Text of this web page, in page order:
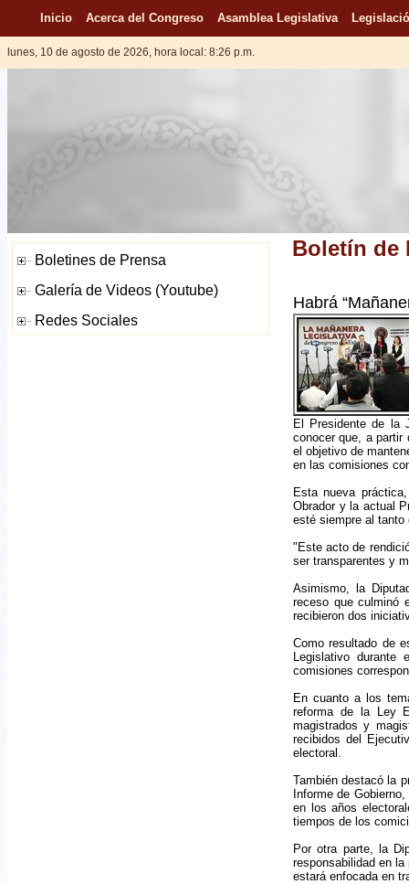
Inicio Acerca del Congreso Asamblea Legislativa
lunes, 10 de agosto de 2026, hora local: 8:26 p.m.
Boletín de
Habrá
El Presidente de la
conocer que, a partir
el objetivo de
en las comisiones
Esta nueva
Obrador y la actual
esté siempre al tanto
"Este acto de
ser transparentes y
Asimismo, la
receso que culminó
recibieron dos
Como resultado de
Legislativo durante
comisiones
En cuanto a los
reforma de la Ley
magistrados y
recibidos del
electoral.
También destacó la
Informe de
en los años
tiempos de los
Por otra parte, la
responsabilidad en
estará enfocada en